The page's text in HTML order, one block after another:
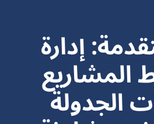
إدارة
المشاريع
الجدولة